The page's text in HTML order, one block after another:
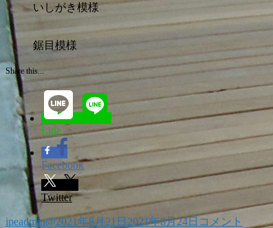
いしがき模様
鋸目模様
Share this...
Line
Facebook
Twitter
投
ipeadmin@投
2021年8月21日 2021年8月24日 ウ
コメント